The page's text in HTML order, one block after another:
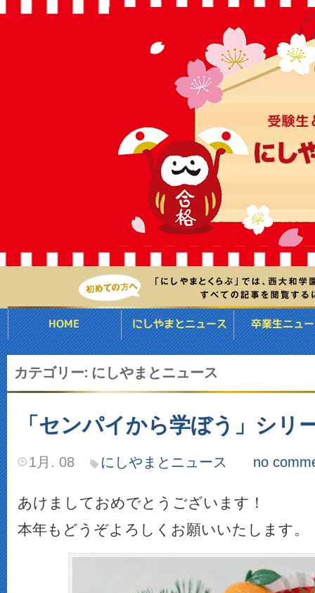
カテゴリー: にしやまとニュース
「センパイから学ぼう」シリ
1月. 08 にしやまとニュース no
あけましておめでとうございます！
本年もどうぞよろしくお願いいたします。